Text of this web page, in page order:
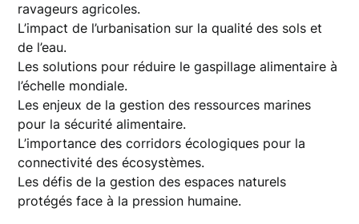
ravageurs agricoles.
L’impact de l’urbanisation sur la qualité des sols et
de l’eau.
Les solutions pour réduire le gaspillage alimentaire à
l’échelle mondiale.
Les enjeux de la gestion des ressources marines
pour la sécurité alimentaire.
L’importance des corridors écologiques pour la
connectivité des écosystèmes.
Les défis de la gestion des espaces naturels
protégés face à la pression humaine.